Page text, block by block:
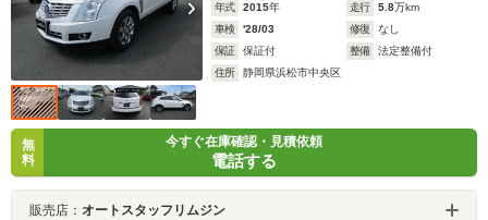
年式 2015年 走行 5.8万km
車検
'28/03 修復
なし
保証
保証付 整備
法定整備付
住所
静岡県浜松市中央区
無
料
今すぐ在庫確認・見積依頼
電話する
販売店： オートスタッフリムジン